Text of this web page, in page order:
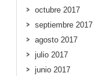
octubre 2017
septiembre 2017
agosto 2017
julio 2017
junio 2017